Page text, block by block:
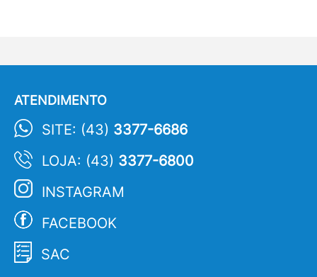
ATENDIMENTO
SITE: (43) 3377-6686
LOJA: (43) 3377-6800
INSTAGRAM
FACEBOOK
SAC